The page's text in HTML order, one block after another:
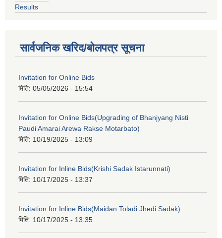
Results
सार्वजनिक खरिद/बोलपत्र सूचना
Invitation for Online Bids
मिति: 05/05/2026 - 15:54
Invitation for Online Bids(Upgrading of Bhanjyang Nisti
Paudi Amarai Arewa Rakse Motarbato)
मिति: 10/19/2025 - 13:09
Invitation for Inline Bids(Krishi Sadak Istarunnati)
मिति: 10/17/2025 - 13:37
Invitation for Inline Bids(Maidan Toladi Jhedi Sadak)
मिति: 10/17/2025 - 13:35